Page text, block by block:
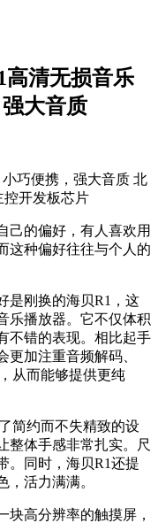
高清无损音乐
大音质
的偏好，有人喜欢用
这种偏好往往与个人的
刚换的海贝R1，这
乐播放器。它不仅体积
不错的表现。相比起手
加注重音频解码、
从而能够提供更纯
约而不失精致的设
整体手感非常扎实。尺
。同时，海贝R1还提
活力满满。
高分辨率的触摸屏，